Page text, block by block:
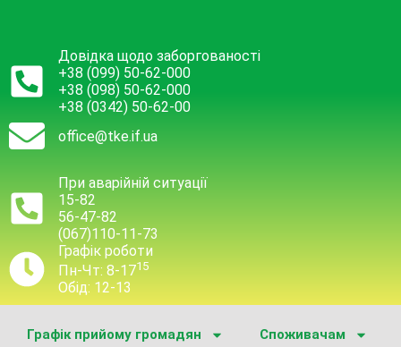
Довідка щодо заборгованості
+38 (099) 50-62-000
+38 (098) 50-62-000
+38 (0342) 50-62-00
office@tke.if.ua
При аварійній ситуації
15-82
56-47-82
(067)110-11-73
Графік роботи
Пн-Чт: 8-1715
Обід: 12-13
Графік прийому громадян Споживачам